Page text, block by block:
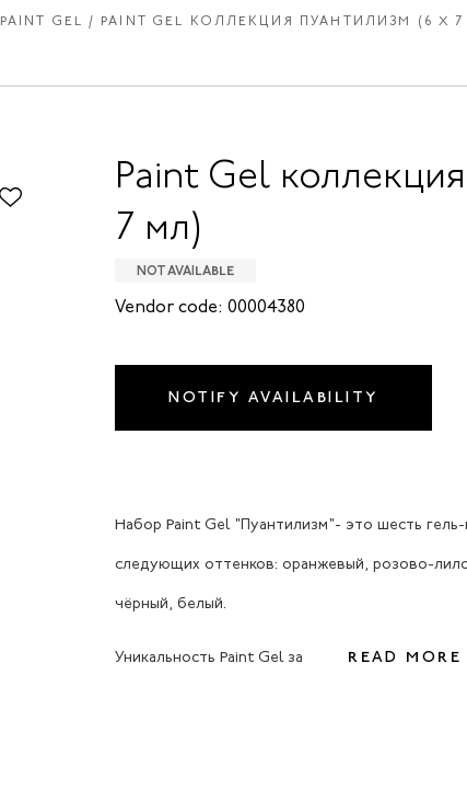
PAINT GEL PAINT GEL КОЛЛЕКЦИЯ ПУАНТИЛИЗМ (6 X
Paint Gel
7 мл)
NOT AVAILABLE
Vendor code: 00004380
NOTIFY AVAILABILITY
Набор Paint Gel "Пуантилизм"- это шесть
следующих оттенков: оранжевый, розово-
чёрный, белый.
Уникальность Paint Gel за READ MORE